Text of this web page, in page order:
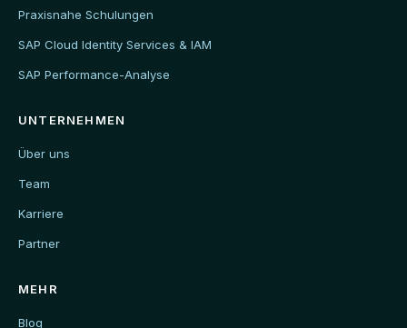
Praxisnahe Schulungen
SAP Cloud Identity Services & IAM
SAP Performance-Analyse
UNTERNEHMEN
Über uns
Team
Karriere
Partner
MEHR
Blog